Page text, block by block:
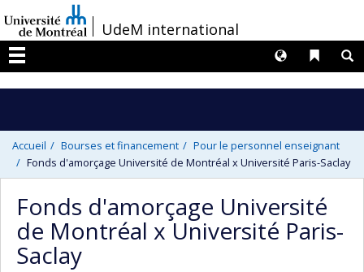
au
contenu
/UdeM international
Menu
Liens
Langues
Accueil Bourses et financement
Pour le personnel enseignant
Fonds d'amorçage Université de Montréal x Université Paris-Saclay
Fonds d'amorçage Université
de Montréal x Université Paris-
Saclay